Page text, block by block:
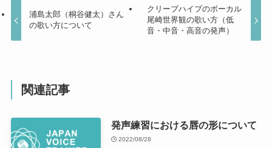
浦島太郎（桐谷健太）さん
の歌い方について
クリープハイプのボーカル
尾崎世界観の歌い方（低
音・中音・高音の発声）
関連記事
発声練習における唇の形について
2022/08/28